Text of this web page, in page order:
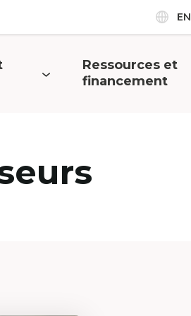
EN
Ouvrir
Ressources et
financement